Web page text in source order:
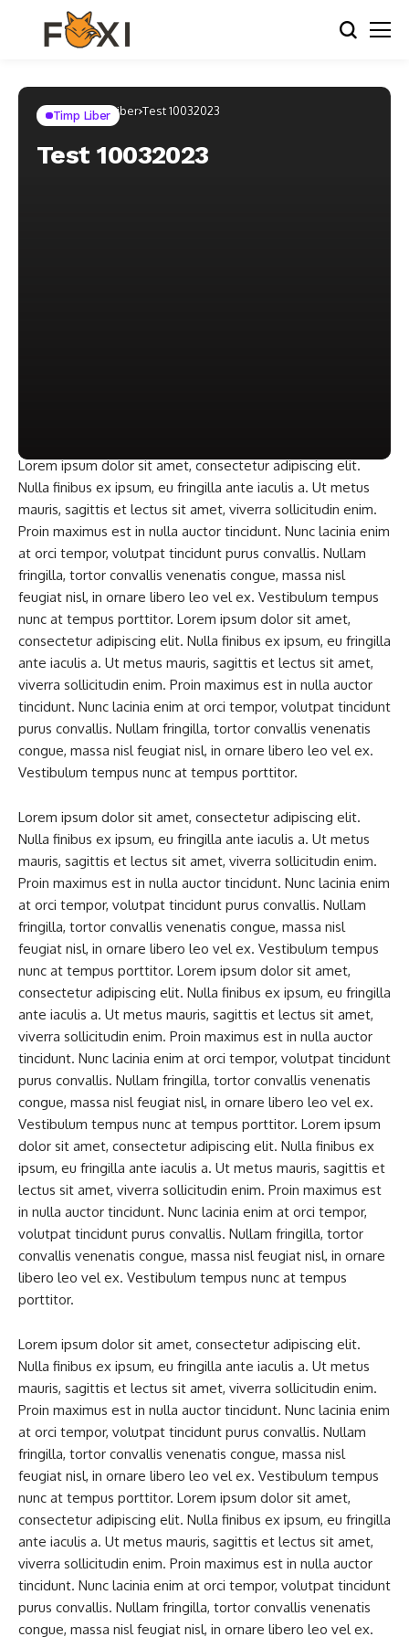
Home Timp Liber Test 10032023
Timp Liber
Test 10032023
Lorem ipsum dolor sit amet, consectetur adipiscing elit.
Nulla finibus ex ipsum, eu fringilla ante iaculis a. Ut metus
mauris, sagittis et lectus sit amet, viverra sollicitudin enim.
Proin maximus est in nulla auctor tincidunt. Nunc lacinia enim
at orci tempor, volutpat tincidunt purus convallis. Nullam
fringilla, tortor convallis venenatis congue, massa nisl
feugiat nisl, in ornare libero leo vel ex. Vestibulum tempus
nunc at tempus porttitor. Lorem ipsum dolor sit amet,
consectetur adipiscing elit. Nulla finibus ex ipsum, eu fringilla
ante iaculis a. Ut metus mauris, sagittis et lectus sit amet,
viverra sollicitudin enim. Proin maximus est in nulla auctor
tincidunt. Nunc lacinia enim at orci tempor, volutpat tincidunt
purus convallis. Nullam fringilla, tortor convallis venenatis
congue, massa nisl feugiat nisl, in ornare libero leo vel ex.
Vestibulum tempus nunc at tempus porttitor.
Lorem ipsum dolor sit amet, consectetur adipiscing elit.
Nulla finibus ex ipsum, eu fringilla ante iaculis a. Ut metus
mauris, sagittis et lectus sit amet, viverra sollicitudin enim.
Proin maximus est in nulla auctor tincidunt. Nunc lacinia enim
at orci tempor, volutpat tincidunt purus convallis. Nullam
fringilla, tortor convallis venenatis congue, massa nisl
feugiat nisl, in ornare libero leo vel ex. Vestibulum tempus
nunc at tempus porttitor. Lorem ipsum dolor sit amet,
consectetur adipiscing elit. Nulla finibus ex ipsum, eu fringilla
ante iaculis a. Ut metus mauris, sagittis et lectus sit amet,
viverra sollicitudin enim. Proin maximus est in nulla auctor
tincidunt. Nunc lacinia enim at orci tempor, volutpat tincidunt
purus convallis. Nullam fringilla, tortor convallis venenatis
congue, massa nisl feugiat nisl, in ornare libero leo vel ex.
Vestibulum tempus nunc at tempus porttitor. Lorem ipsum
dolor sit amet, consectetur adipiscing elit. Nulla finibus ex
ipsum, eu fringilla ante iaculis a. Ut metus mauris, sagittis et
lectus sit amet, viverra sollicitudin enim. Proin maximus est
in nulla auctor tincidunt. Nunc lacinia enim at orci tempor,
volutpat tincidunt purus convallis. Nullam fringilla, tortor
convallis venenatis congue, massa nisl feugiat nisl, in ornare
libero leo vel ex. Vestibulum tempus nunc at tempus
porttitor.
Lorem ipsum dolor sit amet, consectetur adipiscing elit.
Nulla finibus ex ipsum, eu fringilla ante iaculis a. Ut metus
mauris, sagittis et lectus sit amet, viverra sollicitudin enim.
Proin maximus est in nulla auctor tincidunt. Nunc lacinia enim
at orci tempor, volutpat tincidunt purus convallis. Nullam
fringilla, tortor convallis venenatis congue, massa nisl
feugiat nisl, in ornare libero leo vel ex. Vestibulum tempus
nunc at tempus porttitor. Lorem ipsum dolor sit amet,
consectetur adipiscing elit. Nulla finibus ex ipsum, eu fringilla
ante iaculis a. Ut metus mauris, sagittis et lectus sit amet,
viverra sollicitudin enim. Proin maximus est in nulla auctor
tincidunt. Nunc lacinia enim at orci tempor, volutpat tincidunt
purus convallis. Nullam fringilla, tortor convallis venenatis
congue, massa nisl feugiat nisl, in ornare libero leo vel ex.